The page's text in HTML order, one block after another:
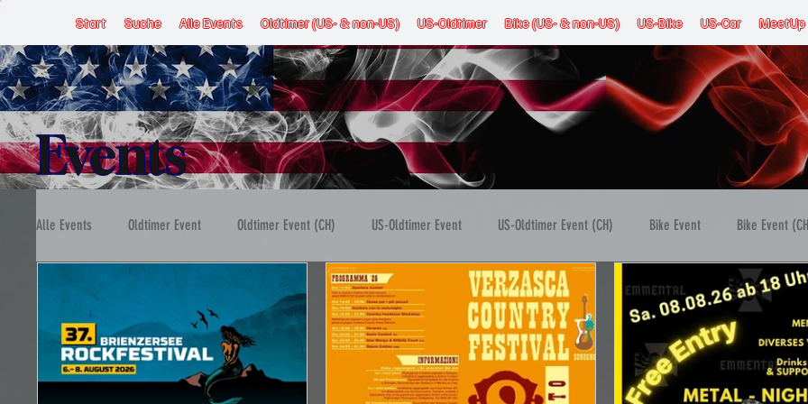
Start Suche Alle Events Oldtimer (US- & non-US) US-Oldtimer Bike (US- & non-US) US-Bike US-Car MeetUp
Events
Alle Events Oldtimer Event Oldtimer Event (CH) US-Oldtimer Event US-Oldtimer Event (CH) Bike Event Bike Event
US-Car Event (CH) US-Car Event (FL) US-Car Event (DE) US-Car Event (AT) US-Car Event (FRA) US-Car Event (LUX)
Stammtisch Ausfahrt Autokino Motorsport & Rennen Messe & Ausstellung Musik Event Mehrtägiger Event